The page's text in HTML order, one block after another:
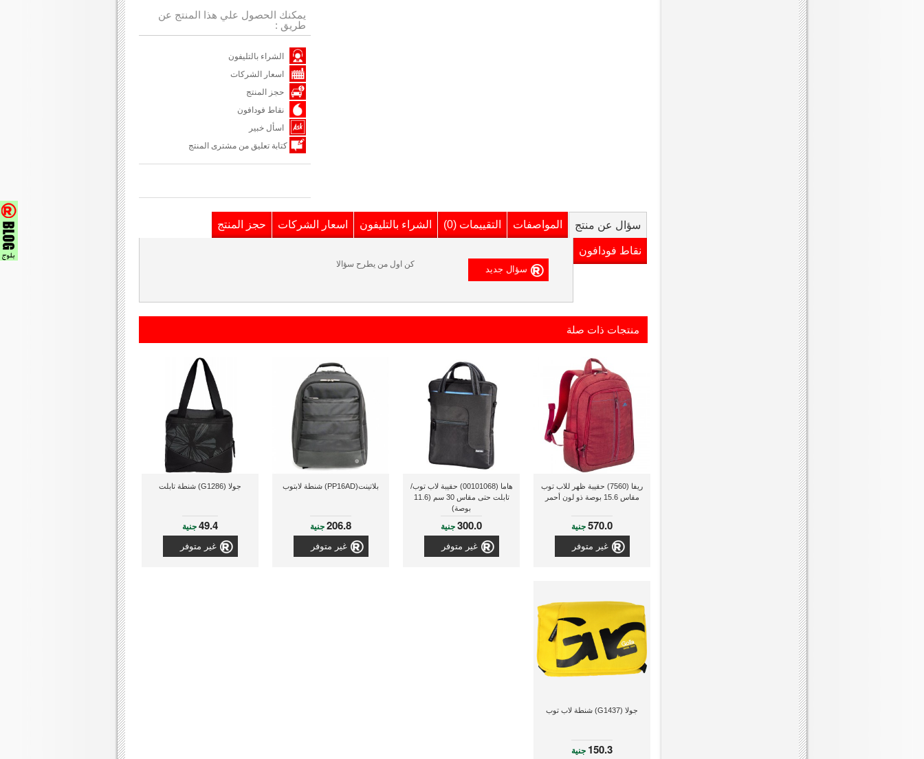
يمكنك الحصول علي هذا المنتج عن
طريق :
الشراء بالتليفون
اسعار الشركات
حجز المنتج
نقاط فودافون
اسأل خبير
كتابة تعليق من مشترى المنتج
سؤال عن منتج المواصفات التقييمات (0) الشراء بالتليفون اسعار الشركات حجز المنتج
نقاط فودافون
كن اول من يطرح سؤالا
منتجات ذات صلة
ريفا (7560) حقيبة ظهر للاب توب
مقاس 15.6 بوصة ذو لون أحمر
570.0جنية
غير متوفر
هاما (00101068) حقيبة لاب توب/
تابلت حتى مقاس 30 سم (11.6
بوصة)
300.0جنية
غير متوفر
بلاتينت(PP16AD) شنطة لابتوب
206.8جنية
غير متوفر
جولا (G1286) شنطة تابلت
49.4جنية
غير متوفر
جولا (G1437) شنطة لاب توب
150.3 جنية